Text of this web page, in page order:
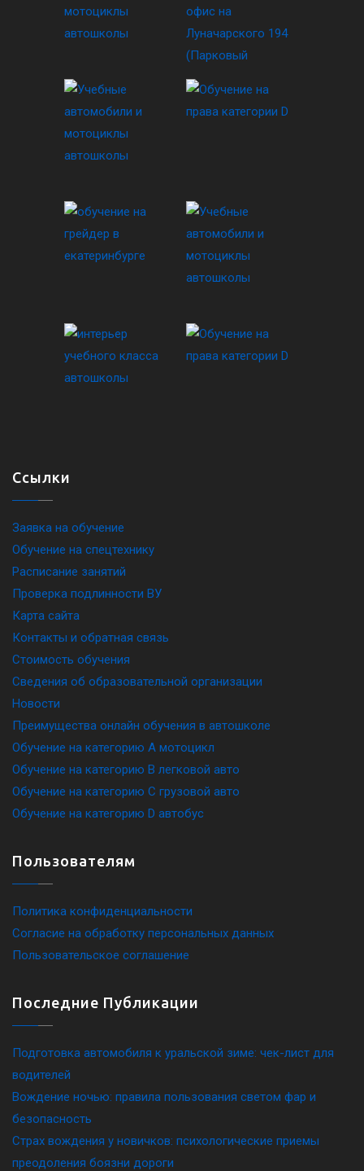
Ссылки
Заявка на обучение
Обучение на спецтехнику
Расписание занятий
Проверка подлинности ВУ
Карта сайта
Контакты и обратная связь
Стоимость обучения
Сведения об образовательной организации
Новости
Преимущества онлайн обучения в автошколе
Обучение на категорию A мотоцикл
Обучение на категорию B легковой авто
Обучение на категорию C грузовой авто
Обучение на категорию D автобус
Пользователям
Политика конфиденциальности
Согласие на обработку персональных данных
Пользовательское соглашение
Последние Публикации
Подготовка автомобиля к уральской зиме: чек-лист для
водителей
Вождение ночью: правила пользования светом фар и
безопасность
Страх вождения у новичков: психологические приемы
преодоления боязни дороги